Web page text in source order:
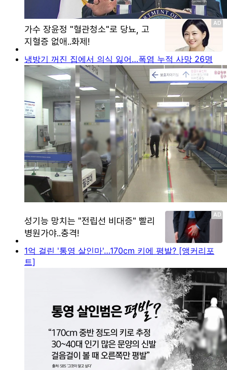
냉방기 꺼진 집에서 의식 잃어…폭염 누적 사망 26명
1억 걸린 '통영 살인마'…170cm 키에 평발? [앵커리포
트]